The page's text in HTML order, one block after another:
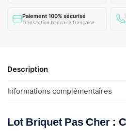
Paiement 100% sécurisé
Transaction bancaire française
Description
Informations complémentaires
Lot Briquet Pas Cher :